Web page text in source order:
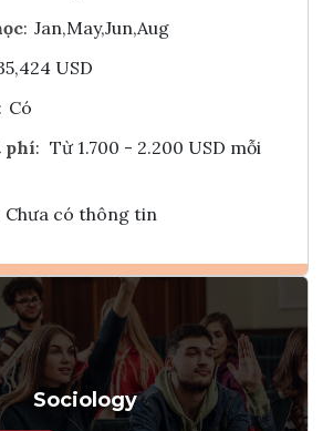
: Jan,May,Jun,Aug
USD
: Có
phí: Từ 1.700 - 2.200 USD mỗi
Chưa có thông tin
Ghi danh
Tham vấn Interlink
Sociology